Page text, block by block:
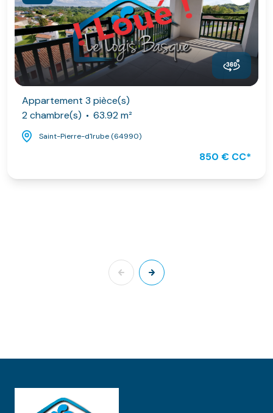
Appartement 3 pièce(s)
2 chambre(s)
63.92 m²
Saint-Pierre-d'Irube (64990)
850 € CC*